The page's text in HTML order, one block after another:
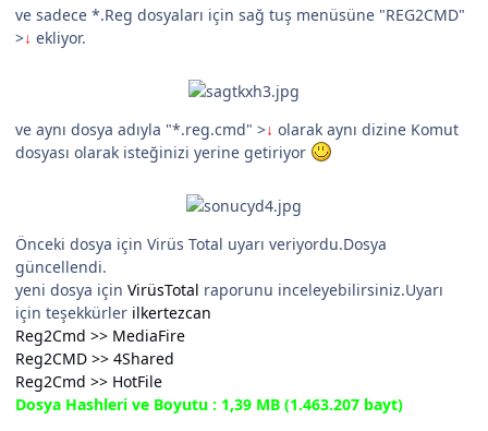
ve sadece *.Reg dosyaları için sağ tuş menüsüne "REG2CMD"
>↓ ekliyor.
ve aynı dosya adıyla "*.reg.cmd" >↓ olarak aynı dizine Komut
dosyası olarak isteğinizi yerine getiriyor
Önceki dosya için Virüs Total uyarı veriyordu.Dosya
güncellendi.
yeni dosya için VirüsTotal raporunu inceleyebilirsiniz.Uyarı
için teşekkürler ilkertezcan
Reg2Cmd >> MediaFire
Reg2CMD >> 4Shared
Reg2Cmd >> HotFile
Dosya Hashleri ve Boyutu : 1,39 MB (1.463.207 bayt)